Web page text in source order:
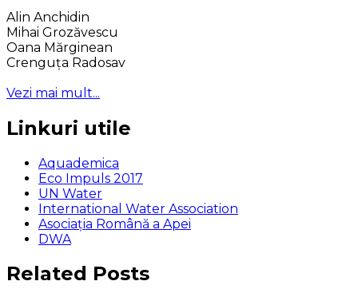
Alin Anchidin
Mihai Grozăvescu
Oana Mărginean
Crenguța Radosav
Vezi mai mult...
Linkuri utile
Aquademica
Eco Impuls 2017
UN Water
International Water Association
Asociaţia Română a Apei
DWA
Related Posts